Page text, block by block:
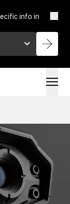
info in